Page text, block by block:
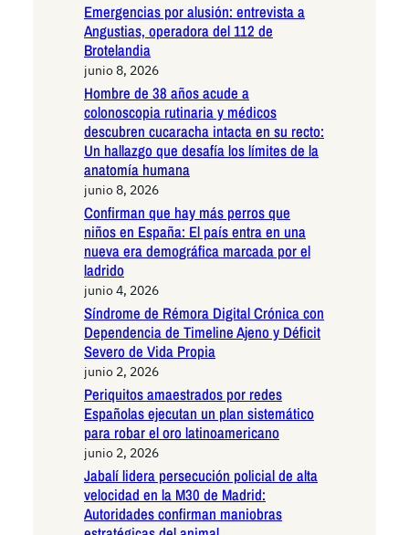
Emergencias por alusión: entrevista a
Angustias, operadora del 112 de
Brotelandia
junio 8, 2026
Hombre de 38 años acude a
colonoscopia rutinaria y médicos
descubren cucaracha intacta en su recto:
Un hallazgo que desafía los límites de la
anatomía humana
junio 8, 2026
Confirman que hay más perros que
niños en España: El país entra en una
nueva era demográfica marcada por el
ladrido
junio 4, 2026
Síndrome de Rémora Digital Crónica con
Dependencia de Timeline Ajeno y Déficit
Severo de Vida Propia
junio 2, 2026
Periquitos amaestrados por redes
Españolas ejecutan un plan sistemático
para robar el oro latinoamericano
junio 2, 2026
Jabalí lidera persecución policial de alta
velocidad en la M30 de Madrid:
Autoridades confirman maniobras